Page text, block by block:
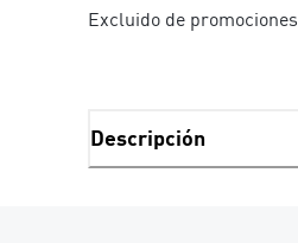
Excluido de promociones
Descripción